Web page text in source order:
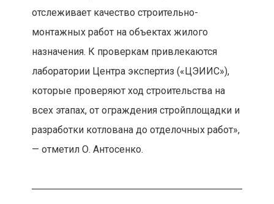
отслеживает качество строительно-
монтажных работ на объектах жилого
назначения. К проверкам привлекаются
лаборатории Центра экспертиз («ЦЭИИС»),
которые проверяют ход строительства на
всех этапах, от ограждения стройплощадки и
разработки котлована до отделочных работ»,
— отметил О. Антосенко.